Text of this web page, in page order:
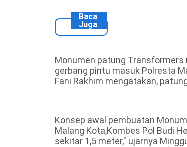
Baca
Juga
Monumen patung Transformers
gerbang pintu masuk Polresta
Fani Rakhim mengatakan,
Konsep awal pembuatan
Malang Kota,Kombes Pol Budi
sekitar 1,5 meter," ujarnya